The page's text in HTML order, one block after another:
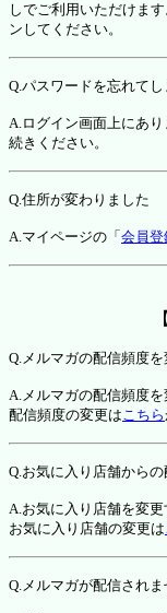
しでご利用いただけま
ンしてください。
Q.パスワードを忘れて
A.ログイン画面上にあり
続きください。
Q.住所が変わりました
A.マイページの「 会員登
Q.メルマガの配信頻度
A.メルマガの配信頻度を
配信頻度の変更はこちら
Q.お気に入り店舗から
A.お気に入り店舗を変更
お気に入り店舗の変更は
Q.メルマガが配信されま